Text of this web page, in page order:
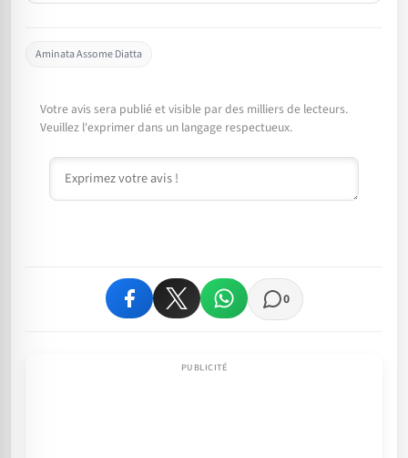
Aminata Assome Diatta
Votre avis sera publié et visible par des milliers de lecteurs.
Veuillez l'exprimer dans un langage respectueux.
Commentaire
0